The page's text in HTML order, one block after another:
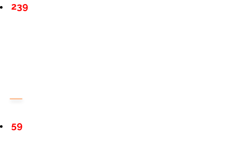
239
59